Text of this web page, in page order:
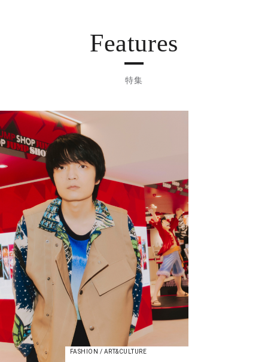
Features
特集
FASHION / ART&CULTURE